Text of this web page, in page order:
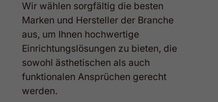
Wir wählen sorgfältig die besten
Marken und Hersteller der Branche
aus, um Ihnen hochwertige
Einrichtungslösungen zu bieten, die
sowohl ästhetischen als auch
funktionalen Ansprüchen gerecht
werden.